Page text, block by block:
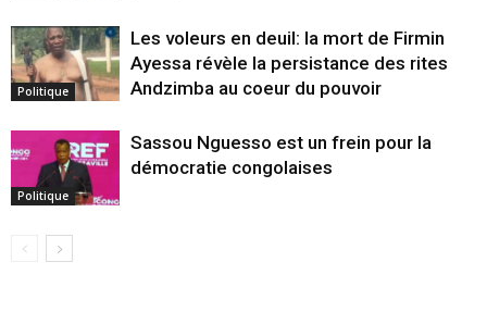
Politique
Les voleurs en deuil: la mort de Firmin
Ayessa révèle la persistance des rites
Andzimba au coeur du pouvoir
Politique
Sassou Nguesso est un frein pour la
démocratie congolaises